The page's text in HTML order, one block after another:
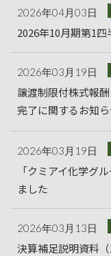
2026年04月03日
2026年10月期第1
2026年03月19日
譲渡制限付株式報
完了に関するお知
2026年03月19日
「クミアイ化学グ
ました
2026年03月13日
決算補足説明資料（